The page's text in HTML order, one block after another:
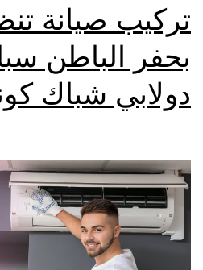
تركيب صيانة
بحفر الباطن
دولابي شباك